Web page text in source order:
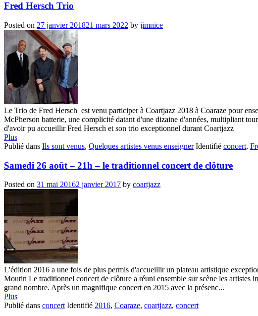
Fred Hersch Trio
Posted on 27 janvier 201821 mars 2022 by jimnice
Le Trio de Fred Hersch est venu participer à Coartjazz 2018 à Coaraze pour
McPherson batterie, une complicité datant d'une dizaine d'années, multipliant
d'avoir pu accueillir Fred Hersch et son trio exceptionnel durant Coartjazz
Plus
Publié dans Ils sont venus, Quelques artistes venus enseigner Identifié concert,
Samedi 26 août – 21h – le traditionnel concert de clôture
Posted on 31 mai 20162 janvier 2017 by coartjazz
L'édition 2016 a une fois de plus permis d'accueillir un plateau artistique
Moutin Le traditionnel concert de clôture a réuni ensemble sur scène les artistes
grand nombre. Après un magnifique concert en 2015 avec la présenc...
Plus
Publié dans concert Identifié 2016, Coaraze, coartjazz, concert